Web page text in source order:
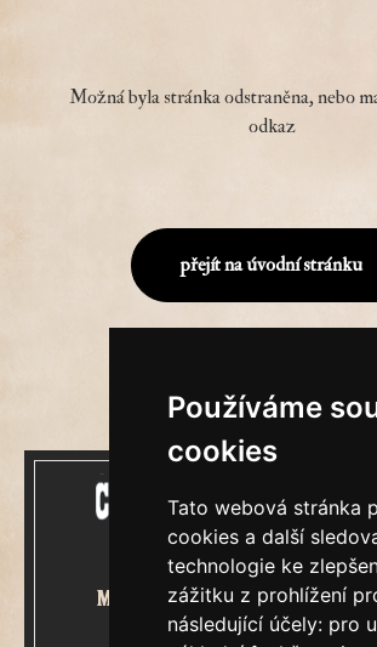
Používáme
cookies
Tato webová stránka
cookies a další
technologie ke
zážitku z prohlížení
následující účely: pro
Možná byla stránka odstraněna, nebo
odkaz
přejít na úvodní stránku
Mecenášem Cimrmanova
je